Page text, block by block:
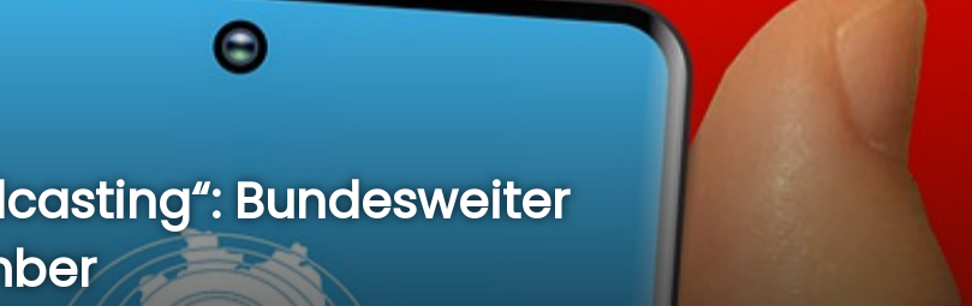
Bundesweiter